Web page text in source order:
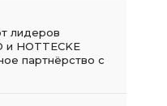
лидеров
и HOTTECKE
партнёрство с